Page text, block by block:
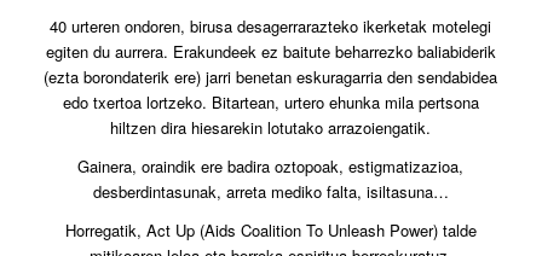
40 urteren ondoren, birusa desagerrarazteko ikerketak motelegi
egiten du aurrera. Erakundeek ez baitute beharrezko baliabiderik
(ezta borondaterik ere) jarri benetan eskuragarria den sendabidea
edo txertoa lortzeko. Bitartean, urtero ehunka mila pertsona
hiltzen dira hiesarekin lotutako arrazoiengatik.
Gainera, oraindik ere badira oztopoak, estigmatizazioa,
desberdintasunak, arreta mediko falta, isiltasuna…
Horregatik, Act Up (Aids Coalition To Unleash Power) talde